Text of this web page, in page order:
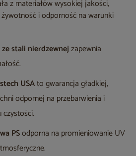
z materiałów wysokiej jakości,
i odporność na warunki
stali nierdzewnejzapewnia
USAto gwarancja gładkiej,
odpornej na przebarwienia i
PSodporna na promieniowanie UV